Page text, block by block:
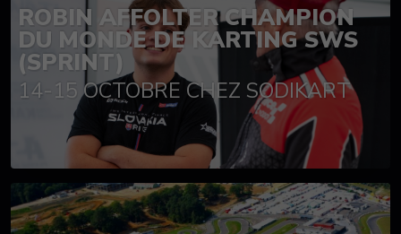
ROBIN AFFOLTER CHAMPION
DU MONDE DE KARTING SWS
(SPRINT)
14-15 OCTOBRE CHEZ SODIKART